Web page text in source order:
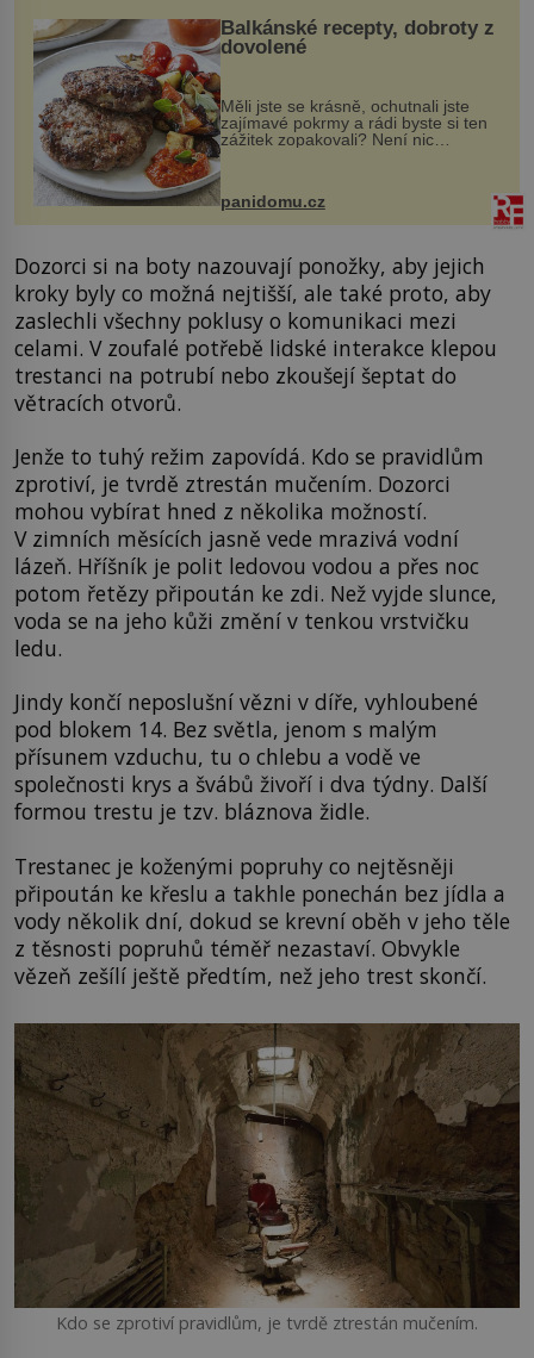
Balkánské recepty, dobroty z
dovolené
Měli jste se krásně, ochutnali jste
zajímavé pokrmy a rádi byste si ten
zážitek zopakovali? Není nic
snazšího. Pljeskavica (10 porcí)
Možná jste ji ochutnali na dovolené v
panidomu.cz
Dozorci si na boty nazouvají ponožky, aby jejich
kroky byly co možná nejtišší, ale také proto, aby
zaslechli všechny poklusy o komunikaci mezi
celami. V zoufalé potřebě lidské interakce klepou
trestanci na potrubí nebo zkoušejí šeptat do
větracích otvorů.
Jenže to tuhý režim zapovídá. Kdo se pravidlům
zprotiví, je tvrdě ztrestán mučením. Dozorci
mohou vybírat hned z několika možností.
V zimních měsících jasně vede mrazivá vodní
lázeň. Hříšník je polit ledovou vodou a přes noc
potom řetězy připoután ke zdi. Než vyjde slunce,
voda se na jeho kůži změní v tenkou vrstvičku
ledu.
Jindy končí neposlušní vězni v díře, vyhloubené
pod blokem 14. Bez světla, jenom s malým
přísunem vzduchu, tu o chlebu a vodě ve
společnosti krys a švábů živoří i dva týdny. Další
formou trestu je tzv. bláznova židle.
Trestanec je koženými popruhy co nejtěsněji
připoután ke křeslu a takhle ponechán bez jídla a
vody několik dní, dokud se krevní oběh v jeho těle
z těsnosti popruhů téměř nezastaví. Obvykle
vězeň zešílí ještě předtím, než jeho trest skončí.
Kdo se zprotiví pravidlům, je tvrdě ztrestán mučením.